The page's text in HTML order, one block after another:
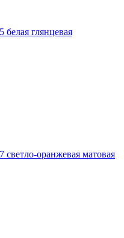
белая глянцевая
светло-оранжевая матовая